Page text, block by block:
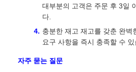
대부분의 고객은 주문 후 3일
다.
충분한 재고 재고를 갖춘 완벽
요구 사항을 즉시 충족할 수 있
자주 묻는 질문